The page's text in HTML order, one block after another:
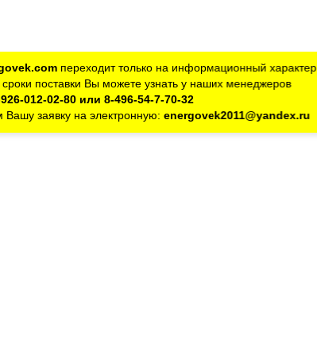
переходит только на информационный характер.
поставки Вы можете узнать у наших менеджеров
012-02-80 или 8-496-54-7-70-32
заявку на электронную: energovek2011@yandex.ru